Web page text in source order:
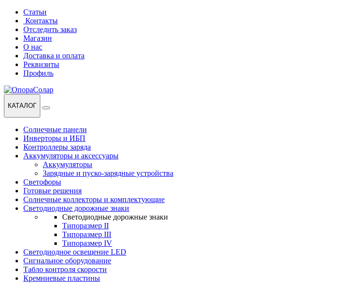
Перейти
навигации
Перейти
содержанию
Статьи
Контакты
Отследить заказ
Магазин
О нас
Доставка и оплата
Реквизиты
Профиль
КАТАЛОГ
Солнечные панели
Инверторы и ИБП
Контроллеры заряда
Аккумуляторы и аксессуары
Аккумуляторы
Зарядные и пуско-зарядные устройства
Светофоры
Готовые решения
Солнечные коллекторы и комплектующие
Светодиодные дорожные знаки
Светодиодные дорожные знаки
Типоразмер II
Типоразмер III
Типоразмер IV
Светодиодное освещение LED
Сигнальное оборудование
Табло контроля скорости
Кремниевые пластины